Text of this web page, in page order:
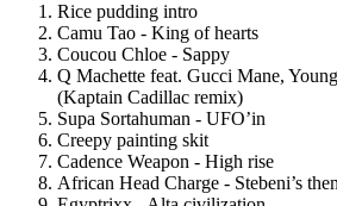
Rice pudding intro
Camu Tao - King of hearts
Coucou Chloe - Sappy
Q Machette feat. Gucci Mane,
(Kaptain Cadillac remix)
Supa Sortahuman - UFO’in
Creepy painting skit
Cadence Weapon - High rise
African Head Charge - Stebeni’s